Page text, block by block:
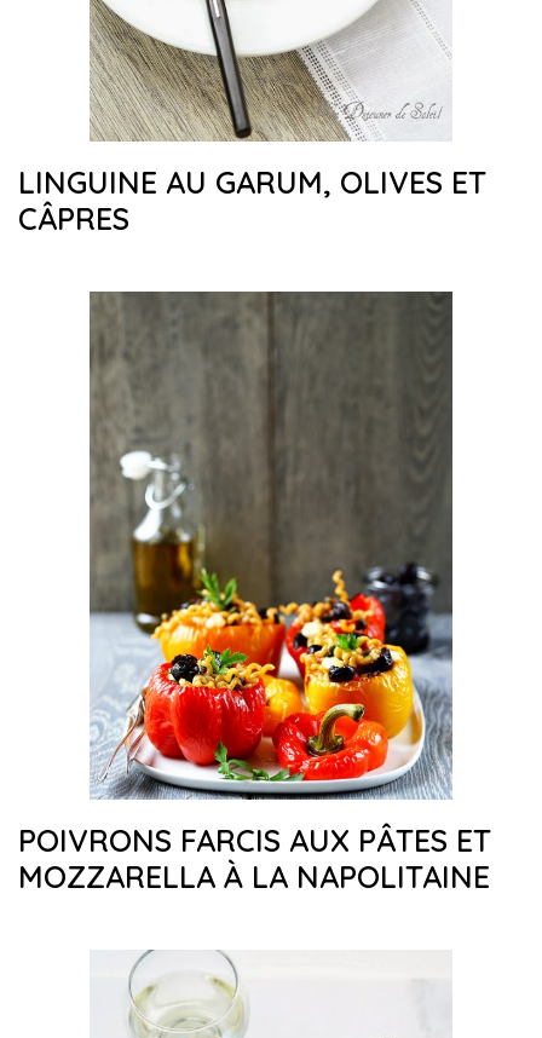
LINGUINE AU GARUM, OLIVES ET
CÂPRES
POIVRONS FARCIS AUX PÂTES ET
MOZZARELLA À LA NAPOLITAINE